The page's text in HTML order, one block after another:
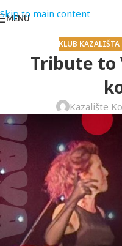
Skip to main content
MENU
KLUB KAZALIŠTA
Tribute to
Kazalište